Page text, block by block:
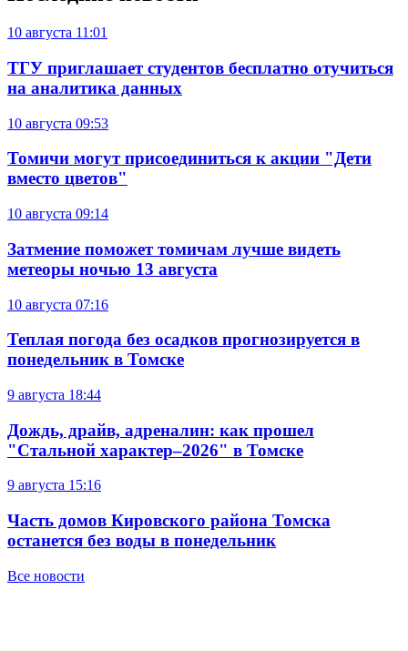
10 августа 11:01
ТГУ приглашает студентов бесплатно отучиться
на аналитика данных
10 августа 09:53
Томичи могут присоединиться к акции "Дети
вместо цветов"
10 августа 09:14
Затмение поможет томичам лучше видеть
метеоры ночью 13 августа
10 августа 07:16
Теплая погода без осадков прогнозируется в
понедельник в Томске
9 августа 18:44
Дождь, драйв, адреналин: как прошел
"Стальной характер–2026" в Томске
9 августа 15:16
Часть домов Кировского района Томска
останется без воды в понедельник
Все новости